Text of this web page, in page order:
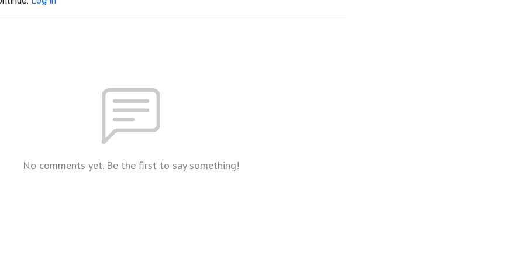
No comments yet. Be the first to say something!